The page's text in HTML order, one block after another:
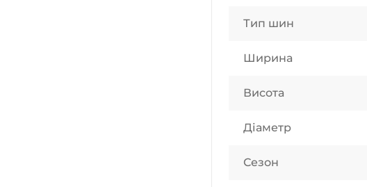
Тип шин
Ширина
Висота
Діаметр
Сезон